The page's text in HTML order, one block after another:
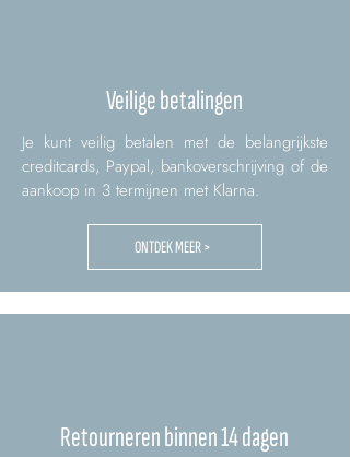
Veilige betalingen
Je kunt veilig betalen met de belangrijkste
creditcards, Paypal, bankoverschrijving of de
aankoop in 3 termijnen met Klarna.
ONTDEK MEER >
Retourneren binnen 14 dagen